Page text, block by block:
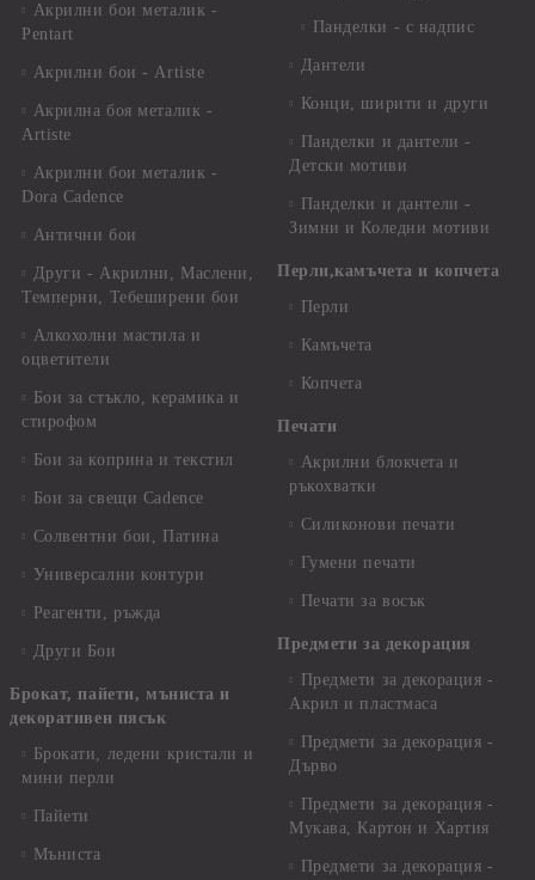
Акрилни бои металик -
Pentart
Акрилни бои - Artiste
Акрилна боя металик -
Artiste
Акрилни бои металик -
Dora Cadence
Антични бои
Други - Акрилни, Маслени,
Темперни, Тебеширени бои
Алкохолни мастила и
оцветители
Бои за стъкло, керамика и
стирофом
Бои за коприна и текстил
Бои за свещи Cadence
Солвентни бои, Патина
Универсални контури
Реагенти, ръжда
Други Бои
Брокат, пайети, мъниста и
декоративен пясък
Брокати, ледени кристали и
мини перли
Пайети
Мъниста
Панделки - с надпис
Дантели
Конци, ширити и други
Панделки и дантели -
Детски мотиви
Панделки и дантели -
Зимни и Коледни мотиви
Перли,камъчета и копчета
Перли
Камъчета
Копчета
Печати
Акрилни блокчета и
ръкохватки
Силиконови печати
Гумени печати
Печати за восък
Предмети за декорация
Предмети за декорация -
Акрил и пластмаса
Предмети за декорация -
Дърво
Предмети за декорация -
Мукава, Картон и Хартия
Предмети за декорация -